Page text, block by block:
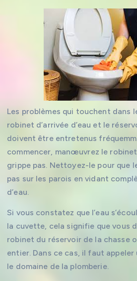
Les problèmes qui touchent dans
robinet d’arrivée d’eau et le
doivent être entretenus
commencer, manœuvrez le robinet
grippe pas. Nettoyez-le pour que
pas sur les parois en vidant
d’eau.
Si vous constatez que l’eau
la cuvette, cela signifie que vous
robinet du réservoir de la chasse
entier. Dans ce cas, il faut
le domaine de la plomberie.